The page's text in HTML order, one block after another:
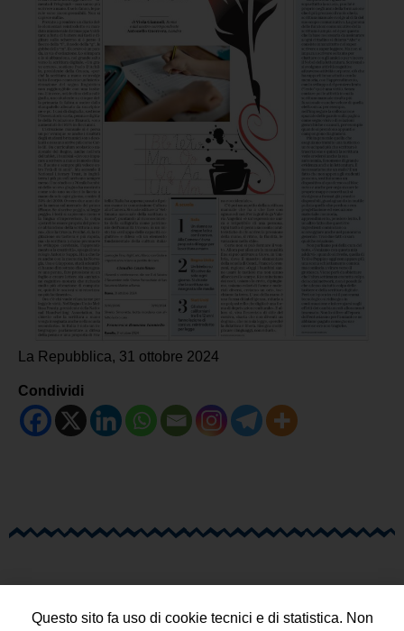
La Repubblica, 31 ottobre 2024
Condividi
Questo sito fa uso di cookie tecnici e di statistica. Non